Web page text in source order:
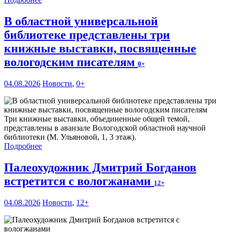
В областной универсальной
библиотеке представлены три
книжные выставки, посвященные
вологодским писателям 0+
04.08.2026 Новости, 0+
Три книжные выставки, объединенные общей темой,
представлены в аванзале Вологодской областной научной
библиотеки (М. Ульяновой, 1, 3 этаж).
Подробнее
Палеохудожник Дмитрий Богданов
встретится с вологжанами 12+
04.08.2026 Новости, 12+